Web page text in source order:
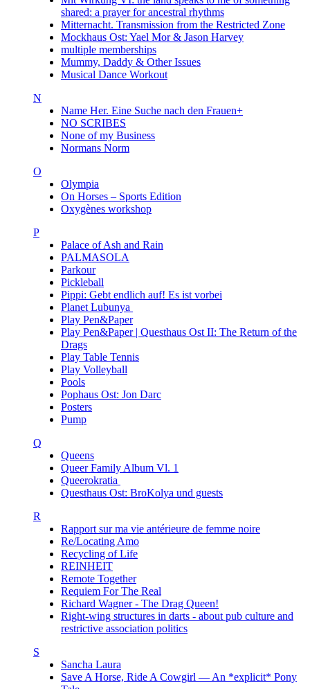
shared: a prayer for ancestral rhythms
Mitternacht. Transmission from the Restricted Zone
Mockhaus Ost: Yael Mor & Jason Harvey
multiple memberships
Mummy, Daddy & Other Issues
Musical Dance Workout
N
Name Her. Eine Suche nach den Frauen+
NO SCRIBES
None of my Business
Normans Norm
O
Olympia
On Horses – Sports Edition
Oxygènes workshop
P
Palace of Ash and Rain
PALMASOLA
Parkour
Pickleball
Pippi: Gebt endlich auf! Es ist vorbei
Planet Lubunya
Play Pen&Paper
Play Pen&Paper | Questhaus Ost II: The Return of the
Drags
Play Table Tennis
Play Volleyball
Pools
Pophaus Ost: Jon Darc
Posters
Pump
Q
Queens
Queer Family Album Vl. 1
Queerokratia
Questhaus Ost: BroKolya und guests
R
Rapport sur ma vie antérieure de femme noire
Re/Locating Amo
Recycling of Life
REINHEIT
Remote Together
Requiem For The Real
Richard Wagner - The Drag Queen!
Right-wing structures in darts - about pub culture and
restrictive association politics
S
Sancha Laura
Save A Horse, Ride A Cowgirl — An *explicit* Pony